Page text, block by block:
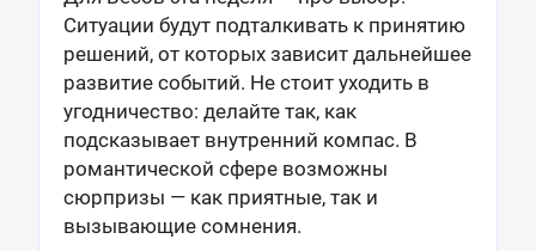
Ситуации будут подталкивать к принятию
решений, от которых зависит дальнейшее
развитие событий. Не стоит уходить в
угодничество: делайте так, как
подсказывает внутренний компас. В
романтической сфере возможны
сюрпризы — как приятные, так и
вызывающие сомнения.